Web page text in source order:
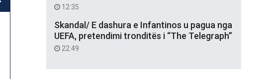
12:35
Skandal/ E dashura e Infantinos u pagua nga
UEFA, pretendimi tronditës i “The Telegraph”
22:49